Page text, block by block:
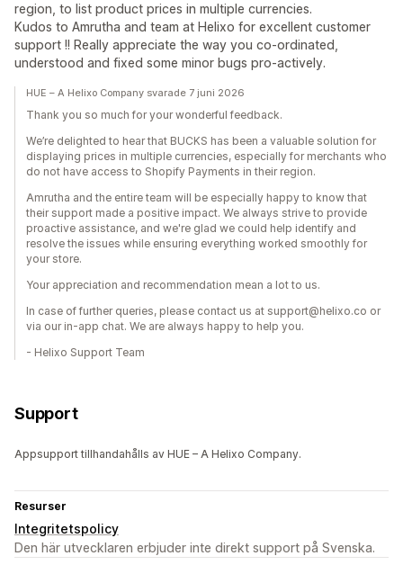
region, to list product prices in multiple currencies.
Kudos to Amrutha and team at Helixo for excellent customer
support !! Really appreciate the way you co-ordinated,
understood and fixed some minor bugs pro-actively.
HUE – A Helixo Company svarade 7 juni 2026
Thank you so much for your wonderful feedback.
We’re delighted to hear that BUCKS has been a valuable solution for
displaying prices in multiple currencies, especially for merchants who
do not have access to Shopify Payments in their region.
Amrutha and the entire team will be especially happy to know that
their support made a positive impact. We always strive to provide
proactive assistance, and we're glad we could help identify and
resolve the issues while ensuring everything worked smoothly for
your store.
Your appreciation and recommendation mean a lot to us.
In case of further queries, please contact us at support@helixo.co or
via our in-app chat. We are always happy to help you.
- Helixo Support Team
Support
Appsupport tillhandahålls av HUE – A Helixo Company.
Resurser
Integritetspolicy
Den här utvecklaren erbjuder inte direkt support på Svenska.